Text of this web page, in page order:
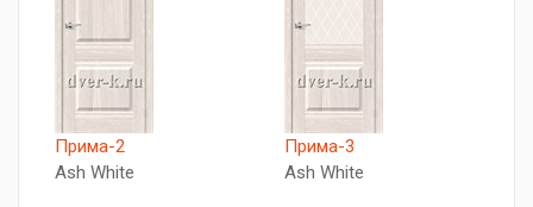
Прима-2
Ash White
Прима-3
Ash White